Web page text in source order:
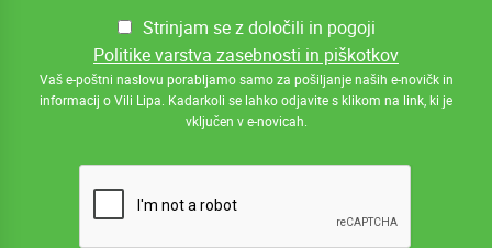
Strinjam se z določili in pogoji
Politike varstva zasebnosti in piškotkov
Vaš e-poštni naslovu porabljamo samo za pošiljanje naših e-novičk in
informacij o Vili Lipa. Kadarkoli se lahko odjavite s klikom na link, ki je
vključen v e-novicah.